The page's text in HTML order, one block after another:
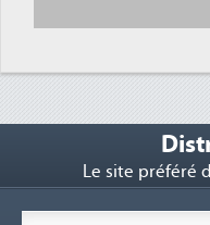
Le site préféré